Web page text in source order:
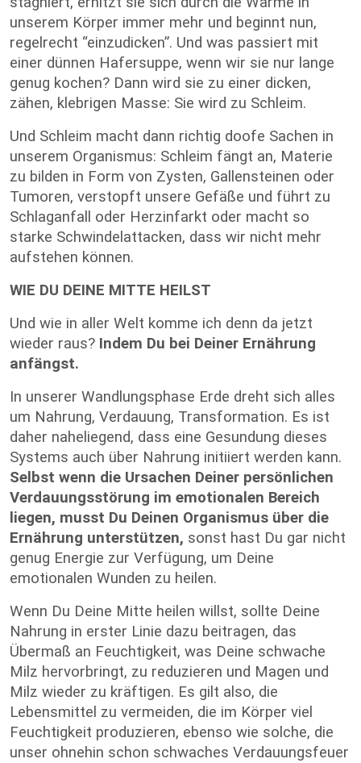
unserem Körper immer mehr und beginnt nun,
regelrecht “einzudicken”. Und was passiert mit
einer dünnen Hafersuppe, wenn wir sie nur lange
genug kochen? Dann wird sie zu einer dicken,
zähen, klebrigen Masse: Sie wird zu Schleim.
Und Schleim macht dann richtig doofe Sachen in
unserem Organismus: Schleim fängt an, Materie
zu bilden in Form von Zysten, Gallensteinen oder
Tumoren, verstopft unsere Gefäße und führt zu
Schlaganfall oder Herzinfarkt oder macht so
starke Schwindelattacken, dass wir nicht mehr
aufstehen können.
WIE DU DEINE MITTE HEILST
Und wie in aller Welt komme ich denn da jetzt
wieder raus? Indem Du bei Deiner Ernährung
anfängst.
In unserer Wandlungsphase Erde dreht sich alles
um Nahrung, Verdauung, Transformation. Es ist
daher naheliegend, dass eine Gesundung dieses
Systems auch über Nahrung initiiert werden kann.
Selbst wenn die Ursachen Deiner persönlichen
Verdauungsstörung im emotionalen Bereich
liegen, musst Du Deinen Organismus über die
Ernährung unterstützen, sonst hast Du gar nicht
genug Energie zur Verfügung, um Deine
emotionalen Wunden zu heilen.
Wenn Du Deine Mitte heilen willst, sollte Deine
Nahrung in erster Linie dazu beitragen, das
Übermaß an Feuchtigkeit, was Deine schwache
Milz hervorbringt, zu reduzieren und Magen und
Milz wieder zu kräftigen. Es gilt also, die
Lebensmittel zu vermeiden, die im Körper viel
Feuchtigkeit produzieren, ebenso wie solche, die
unser ohnehin schon schwaches Verdauungsfeuer